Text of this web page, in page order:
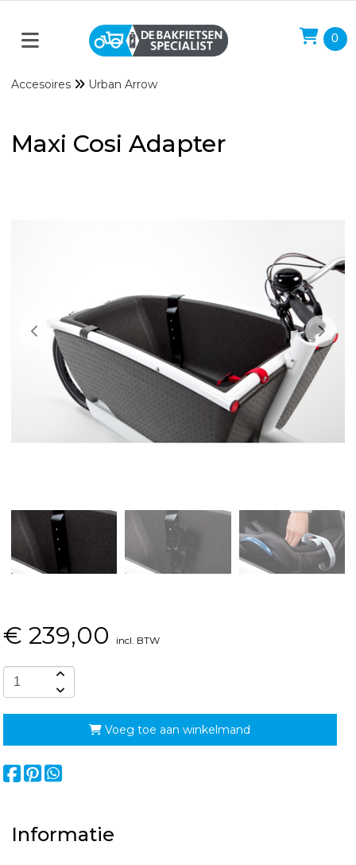
0
Accesoires Urban Arrow
Maxi Cosi Adapter
€ 239,00 incl. BTW
Voeg toe aan winkelmand
Informatie